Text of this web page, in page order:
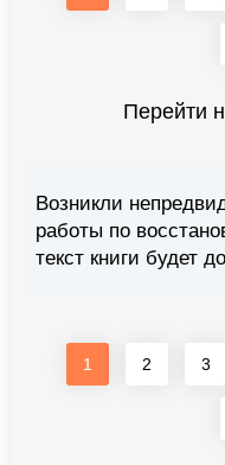
Перейти
Возникли
работы по
текст книги будет
1 2 3